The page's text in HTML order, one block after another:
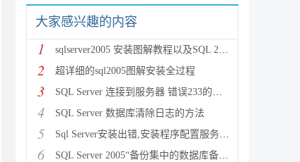
大家感兴趣的内容
1 sqlserver2005 安装图解教程以及SQL 2005
2 超详细的sql2005图解安装全过程
3 SQL Server 连接到服务器 错误233的解决办法
4 SQL Server 数据库清除日志的方法
5 Sql Server安装出错,安装程序配置服务器失败的解决方
6 SQL Server 2005“备份集中的数据库备份与现有的